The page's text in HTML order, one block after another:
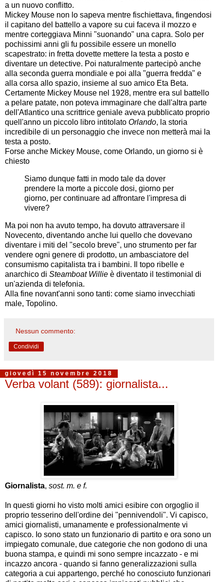
a un nuovo conflitto.
Mickey Mouse non lo sapeva mentre fischiettava, fingendosi
il capitano del battello a vapore su cui faceva il mozzo e
mentre corteggiava Minni "suonando" una capra. Solo per
pochissimi anni gli fu possibile essere un monello
scapestrato: in fretta dovette mettere la testa a posto e
diventare un detective. Poi naturalmente partecipò anche
alla seconda guerra mondiale e poi alla "guerra fredda" e
alla corsa allo spazio, insieme al suo amico Eta Beta.
Certamente Mickey Mouse nel 1928, mentre era sul battello
a pelare patate, non poteva immaginare che dall'altra parte
dell'Atlantico una scrittrice geniale aveva pubblicato proprio
quell'anno un piccolo libro intitolato Orlando, la storia
incredibile di un personaggio che invece non metterà mai la
testa a posto.
Forse anche Mickey Mouse, come Orlando, un giorno si è
chiesto
Siamo dunque fatti in modo tale da dover
prendere la morte a piccole dosi, giorno per
giorno, per continuare ad affrontare l'impresa di
vivere?
Ma poi non ha avuto tempo, ha dovuto attraversare il
Novecento, diventando anche lui quello che dovevano
diventare i miti del "secolo breve", uno strumento per far
vendere ogni genere di prodotto, un ambasciatore del
consumismo capitalista tra i bambini. Il topo ribelle e
anarchico di Steamboat Willie è diventato il testimonial di
un'azienda di telefonia.
Alla fine novant'anni sono tanti: come siamo invecchiati
male, Topolino.
Nessun commento:
Condividi
giovedì 15 novembre 2018
Verba volant (589): giornalista...
Giornalista, sost. m. e f.
In questi giorni ho visto molti amici esibire con orgoglio il
proprio tesserino dell'ordine dei "pennivendoli". Vi capisco,
amici giornalisti, umanamente e professionalmente vi
capisco. Io sono stato un funzionario di partito e ora sono un
impiegato comunale, due categorie che non godono di una
buona stampa, e quindi mi sono sempre incazzato - e mi
incazzo ancora - quando si fanno generalizzazioni sulla
categoria a cui appartengo, perché ho conosciuto funzionari